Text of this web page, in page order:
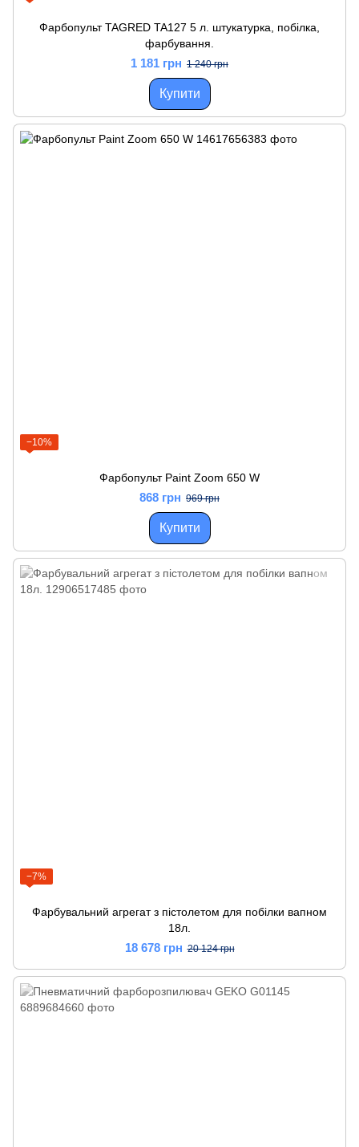
Фарбопульт TAGRED TA127 5 л. штукатурка, побілка,
фарбування.
1 181 грн 1 240 грн
Купити
−10%
Фарбопульт Paint Zoom 650 W
868 грн 969 грн
Купити
−7%
Фарбувальний агрегат з пістолетом для побілки вапном
18л.
18 678 грн 20 124 грн